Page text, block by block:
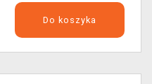
Do koszyka